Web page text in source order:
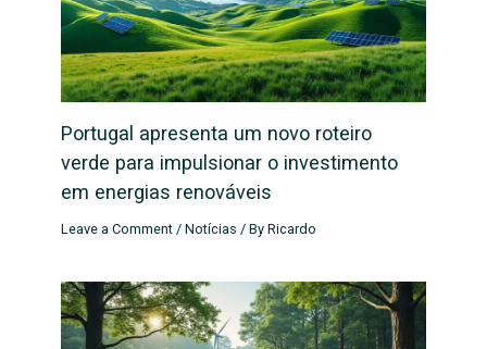
Portugal apresenta um novo roteiro
verde para impulsionar o investimento
em energias renováveis
Leave a Comment /Notícias / ByRicardo